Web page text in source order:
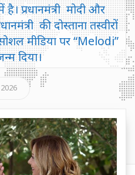
प्रधानमंत्री मोदी और
की दोस्ताना तस्वीरों
मीडिया पर “Melodi”
दिया।